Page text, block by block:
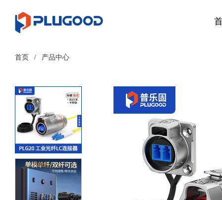
首页 / 产品中心